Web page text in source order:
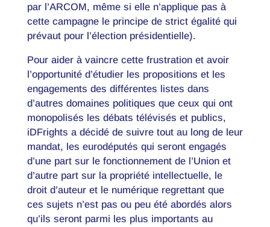
par l’ARCOM, même si elle n’applique pas à
cette campagne le principe de strict égalité qui
prévaut pour l’élection présidentielle).
Pour aider à vaincre cette frustration et avoir
l’opportunité d’étudier les propositions et les
engagements des différentes listes dans
d’autres domaines politiques que ceux qui ont
monopolisés les débats télévisés et publics,
iDFrights a décidé de suivre tout au long de leur
mandat, les eurodéputés qui seront engagés
d’une part sur le fonctionnement de l’Union et
d’autre part sur la propriété intellectuelle, le
droit d’auteur et le numérique regrettant que
ces sujets n’est pas ou peu été abordés alors
qu’ils seront parmi les plus importants au